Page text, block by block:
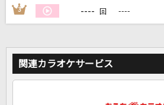
3 ---- 回 ----
関連カラオケサービス